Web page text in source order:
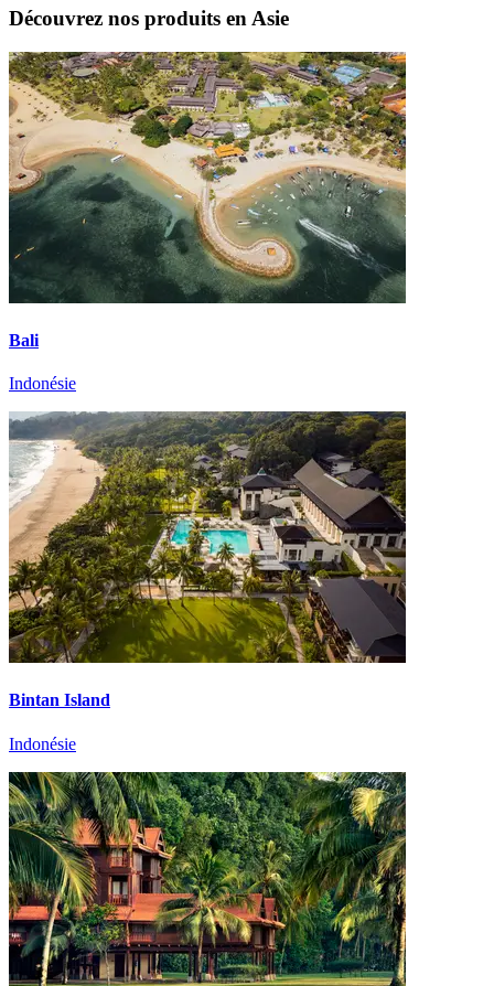
Découvrez nos produits en Asie
Bali
Indonésie
Bintan Island
Indonésie